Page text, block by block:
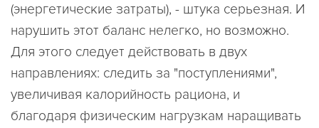
(энергетические затраты), - штука серьезная. И
нарушить этот баланс нелегко, но возможно.
Для этого следует действовать в двух
направлениях: следить за "поступлениями",
увеличивая калорийность рациона, и
благодаря физическим нагрузкам наращивать